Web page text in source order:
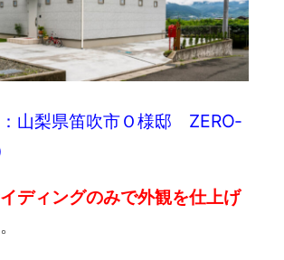
：山梨県笛吹市Ｏ様邸 ZERO‐
ディングのみで外観を仕上げ